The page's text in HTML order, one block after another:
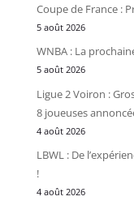
Coupe de France :
5 août 2026
WNBA : La
5 août 2026
Ligue 2 Voiron :
8 joueuses
4 août 2026
LBWL : De
!
4 août 2026